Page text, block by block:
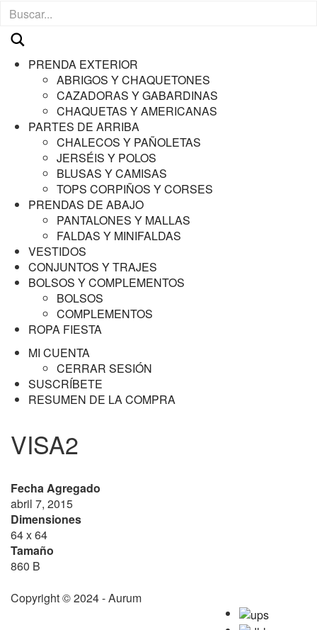
PRENDA EXTERIOR
ABRIGOS Y CHAQUETONES
CAZADORAS Y GABARDINAS
CHAQUETAS Y AMERICANAS
PARTES DE ARRIBA
CHALECOS Y PAÑOLETAS
JERSÉIS Y POLOS
BLUSAS Y CAMISAS
TOPS CORPIÑOS Y CORSES
PRENDAS DE ABAJO
PANTALONES Y MALLAS
FALDAS Y MINIFALDAS
VESTIDOS
CONJUNTOS Y TRAJES
BOLSOS Y COMPLEMENTOS
BOLSOS
COMPLEMENTOS
ROPA FIESTA
MI CUENTA
CERRAR SESIÓN
SUSCRÍBETE
RESUMEN DE LA COMPRA
VISA2
Fecha Agregado
abril 7, 2015
Dimensiones
64 x 64
Tamaño
860 B
Copyright © 2024 - Aurum